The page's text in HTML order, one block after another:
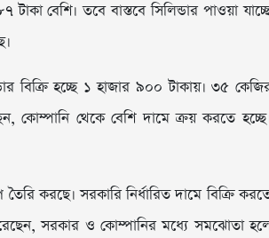
বেশি। তবে বাস্তবে সিলিন্ডার পাওয়া
বিক্রি হচ্ছে ১ হাজার ৯০০ টাকায়। ৩৫
কোম্পানি থেকে বেশি দামে ক্রয় করতে
করছে। সরকারি নির্ধারিত দামে বিক্রি
সরকার ও কোম্পানির মধ্যে সমঝোতা